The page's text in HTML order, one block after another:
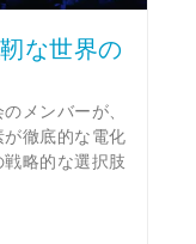
な世界の
メンバーが、
徹底的な電化
略的な選択肢